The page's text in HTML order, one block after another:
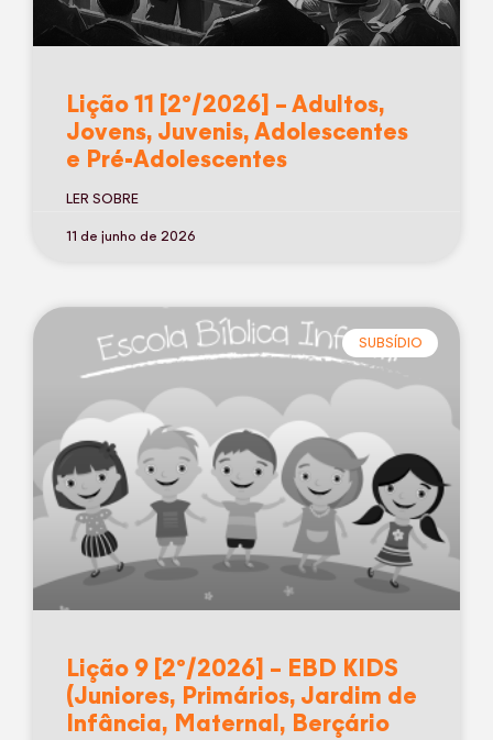
Lição 11 [2º/2026] – Adultos,
Jovens, Juvenis, Adolescentes
e Pré-Adolescentes
LER SOBRE
11 de junho de 2026
SUBSÍDIO
Lição 9 [2º/2026] – EBD KIDS
(Juniores, Primários, Jardim de
Infância, Maternal, Berçário